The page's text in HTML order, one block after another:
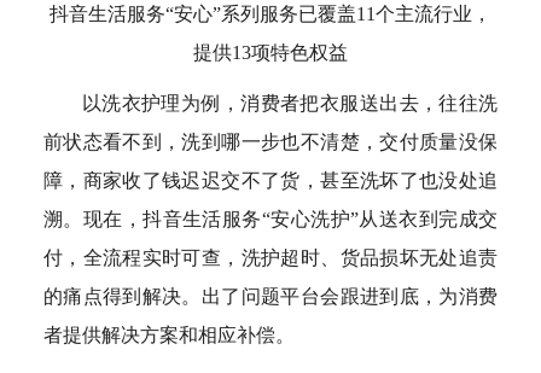
抖音生活服务“安心”系列服务已覆盖11个主流行业，
提供13项特色权益
以洗衣护理为例，消费者把衣服送出去，往往洗
前状态看不到，洗到哪一步也不清楚，交付质量没保
障，商家收了钱迟迟交不了货，甚至洗坏了也没处追
溯。现在，抖音生活服务“安心洗护”从送衣到完成交
付，全流程实时可查，洗护超时、货品损坏无处追责
的痛点得到解决。出了问题平台会跟进到底，为消费
者提供解决方案和相应补偿。